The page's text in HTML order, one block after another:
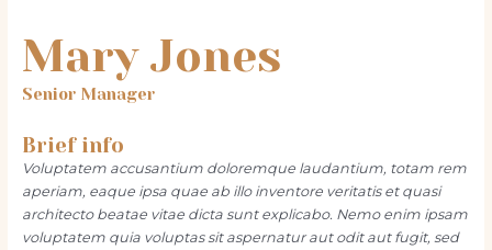
Mary Jones
Senior Manager
Brief info
Voluptatem accusantium doloremque laudantium, totam rem
aperiam, eaque ipsa quae ab illo inventore veritatis et quasi
architecto beatae vitae dicta sunt explicabo. Nemo enim ipsam
voluptatem quia voluptas sit aspernatur aut odit aut fugit, sed